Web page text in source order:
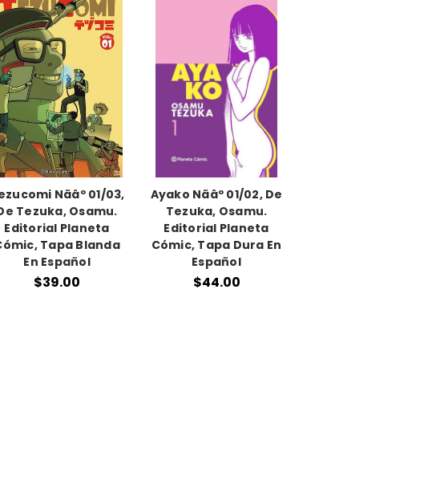
Nãâº 01/03,
Tezuka, Osamu.
Editorial Planeta
Tapa Blanda
En Español
$39.00
Ayako Nãâº 01/02, De
Tezuka, Osamu.
Editorial Planeta
Cómic, Tapa Dura En
Español
$44.00